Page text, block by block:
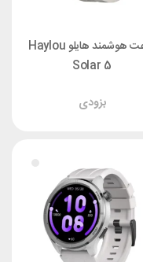
ساعت هوشمند هایلو Haylou
Solar 5
بزودی